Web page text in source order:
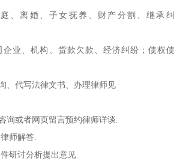
、离婚、子女抚养、财产分割、继承纠
企业、机构、货款欠款、经济纠纷；债权债
、代写法律文书、办理律师见
询或者网页留言预约律师详谈.
师解答.
研讨分析提出意见.